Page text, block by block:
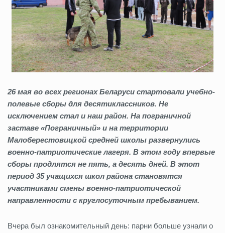
26 мая во всех регионах Беларуси стартовали учебно-
полевые сборы для десятиклассников. Не
исключением стал и наш район. На пограничной
заставе «Пограничный» и на территории
Малоберестовицкой средней школы развернулись
военно-патриотические лагеря. В этом году впервые
сборы продлятся не пять, а десять дней. В этот
период 35 учащихся школ района становятся
участниками смены военно-патриотической
направленности с круглосуточным пребыванием.
Вчера был ознакомительный день: парни больше узнали о